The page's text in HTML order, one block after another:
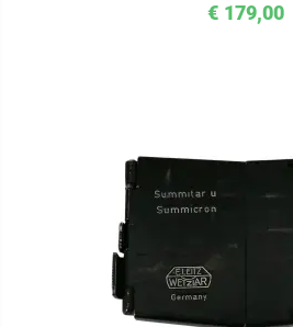
€ 179,00